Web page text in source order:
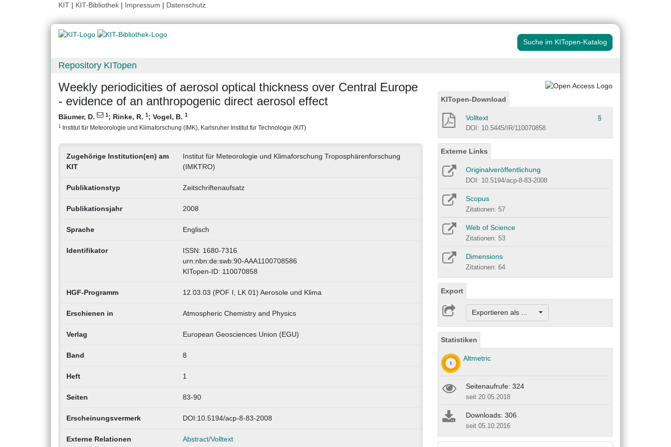
KIT | KIT-Bibliothek | Impressum | Datenschutz
Suche im KITopen-Katalog
Repository KITopen
Weekly periodicities of aerosol optical thickness over Central Europe
- evidence of an anthropogenic direct aerosol effect
Bäumer, D. 1; Rinke, R. 1; Vogel, B. 1
1 Institut für Meteorologie und Klimaforschung (IMK), Karlsruher Institut für Technologie (KIT)
Zugehörige Institution(en) am
KIT
Institut für Meteorologie und Klimaforschung Troposphärenforschung
(IMKTRO)
Publikationstyp Zeitschriftenaufsatz
Publikationsjahr 2008
Sprache Englisch
Identifikator
ISSN: 1680-7316
urn:nbn:de:swb:90-AAA1100708586
KITopen-ID: 110070858
HGF-Programm 12.03.03 (POF I, LK 01) Aerosole und Klima
Erschienen in Atmospheric Chemistry and Physics
Verlag European Geosciences Union (EGU)
Band 8
Heft 1
Seiten 83-90
Erscheinungsvermerk DOI:10.5194/acp-8-83-2008
Externe Relationen Abstract/Volltext
KITopen-Download
Volltext §
DOI: 10.5445/IR/110070858
Externe Links
Originalveröffentlichung
DOI: 10.5194/acp-8-83-2008
Scopus
Zitationen: 57
Web of Science
Zitationen: 53
Dimensions
Zitationen: 64
Export
Exportieren als ...
Statistiken
Altmetric
Seitenaufrufe: 324
seit 20.05.2018
Downloads: 306
seit 05.10.2016